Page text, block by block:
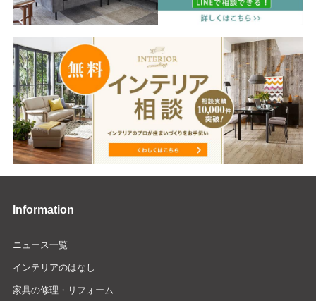
Information
ニュース一覧
インテリアのはなし
家具の修理・リフォーム